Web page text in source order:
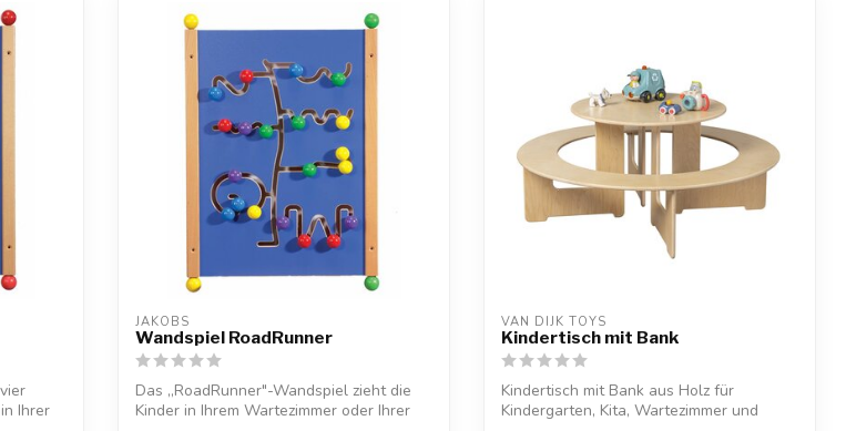
Ihrer
JAKOBS
Wandspiel RoadRunner
Das „RoadRunner"-Wandspiel zieht die
Kinder in Ihrem Wartezimmer oder Ihrer
VAN DIJK TOYS
Kindertisch mit Bank
Kindertisch mit Bank aus Holz für
Kindergarten, Kita, Wartezimmer und